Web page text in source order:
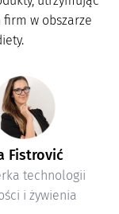
w obszarze
Fistrović
technologii
i żywienia